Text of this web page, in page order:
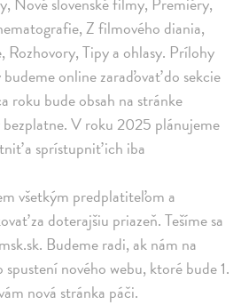
Z filmového diania,
Rozhovory, Tipy a ohlasy. Prílohy
online zaraďovať do sekcie
roku bude obsah na stránke
V roku 2025 plánujeme
a sprístupniť ich iba
všetkým predplatiteľom a
za doterajšiu priazeň. Tešíme sa
Budeme radi, ak nám na
nového webu, ktoré bude 1.
nová stránka páči.